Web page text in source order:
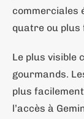
commerciales
quatre ou
Le plus visible
gourmands.
plus
l’accès à